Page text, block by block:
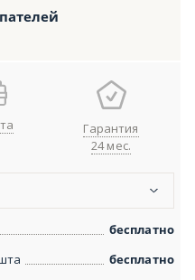
Гарантия
24 мес.
бесплатно
бесплатно